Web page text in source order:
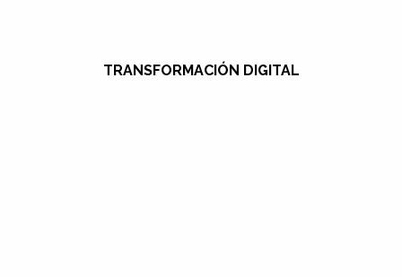
TRANSFORMACIÓN DIGITAL